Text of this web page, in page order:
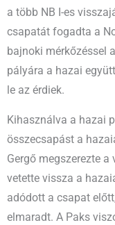
a több NB I-es
csapatát fogadta a
bajnoki mérkőzéssel
pályára a hazai
le az érdiek.
Kihasználva a hazai
összecsapást a
Gergő megszerezte a
vetette vissza a
adódott a csapat
elmaradt. A Paks